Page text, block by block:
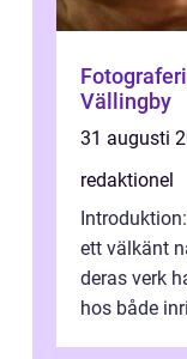
Vällingby
31 augusti
redaktionel
ett välkänt
deras verk
hos både